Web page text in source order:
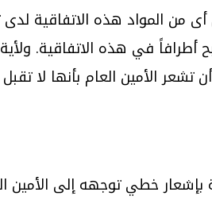
المواد هذه الاتفاقية لدى
في هذه الاتفاقية.
الأمين العام بأنها لا
خطي توجهه إلى الأمين